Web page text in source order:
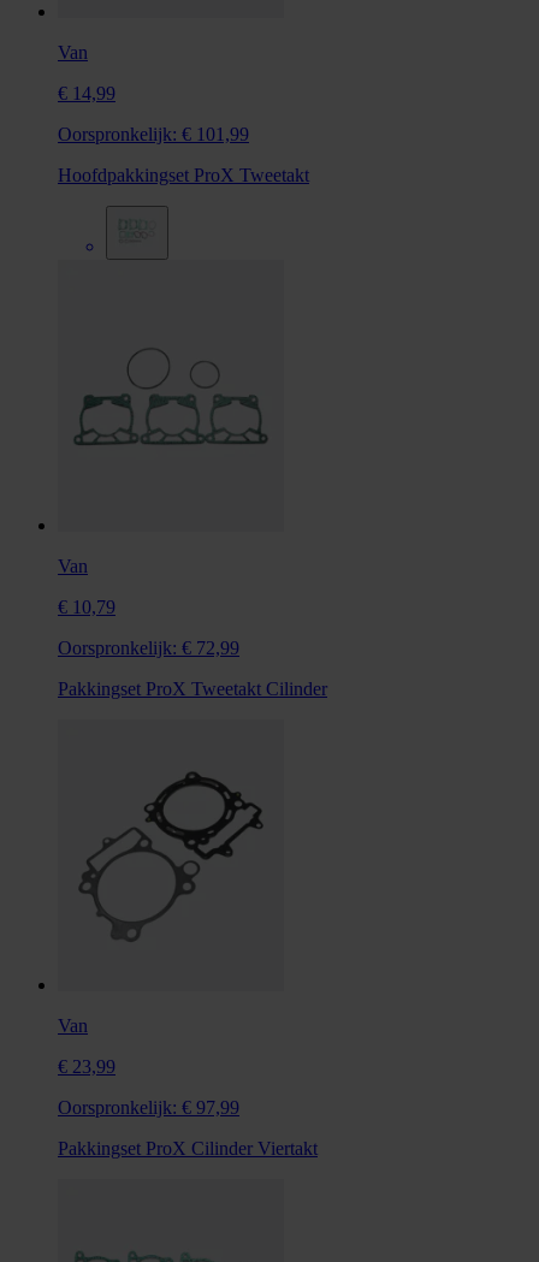
Van
€ 14,99
Oorspronkelijk: € 101,99
Hoofdpakkingset ProX Tweetakt
Van
€ 10,79
Oorspronkelijk: € 72,99
Pakkingset ProX Tweetakt Cilinder
Van
€ 23,99
Oorspronkelijk: € 97,99
Pakkingset ProX Cilinder Viertakt